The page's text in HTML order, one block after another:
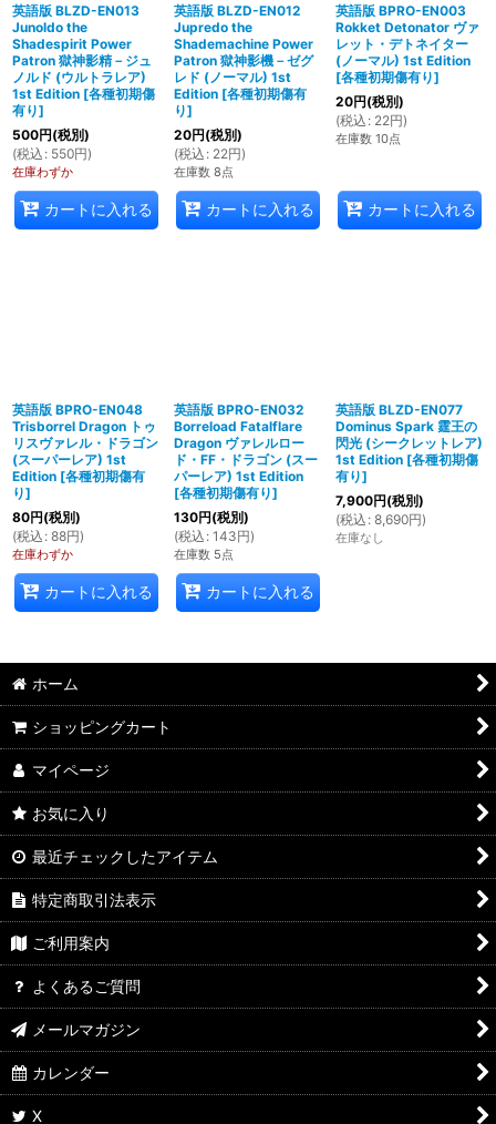
英語版 BLZD-EN013
Junoldo the
Shadespirit Power
Patron 獄神影精－ジュ
ノルド (ウルトラレア)
1st Edition [各種初期傷
有り]
500円(税別)
(税込 : 550円)
在庫わずか
カートに入れる
英語版 BLZD-EN012
Jupredo the
Shademachine Power
Patron 獄神影機－ゼグ
レド (ノーマル) 1st
Edition [各種初期傷有
り]
20円(税別)
(税込 : 22円)
在庫数 8点
カートに入れる
英語版 BPRO-EN003
Rokket Detonator ヴァ
レット・デトネイター
(ノーマル) 1st Edition
[各種初期傷有り]
20円(税別)
(税込 : 22円)
在庫数 10点
カートに入れる
英語版 BPRO-EN048
Trisborrel Dragon トゥ
リスヴァレル・ドラゴン
(スーパーレア) 1st
Edition [各種初期傷有
り]
80円(税別)
(税込 : 88円)
在庫わずか
カートに入れる
英語版 BPRO-EN032
Borreload Fatalflare
Dragon ヴァレルロー
ド・FF・ドラゴン (スー
パーレア) 1st Edition
[各種初期傷有り]
130円(税別)
(税込 : 143円)
在庫数 5点
カートに入れる
英語版 BLZD-EN077
Dominus Spark 霆王の
閃光 (シークレットレア)
1st Edition [各種初期傷
有り]
7,900円(税別)
(税込 : 8,690円)
在庫なし
ホーム
ショッピングカート
マイページ
お気に入り
最近チェックしたアイテム
特定商取引法表示
ご利用案内
よくあるご質問
メールマガジン
カレンダー
X